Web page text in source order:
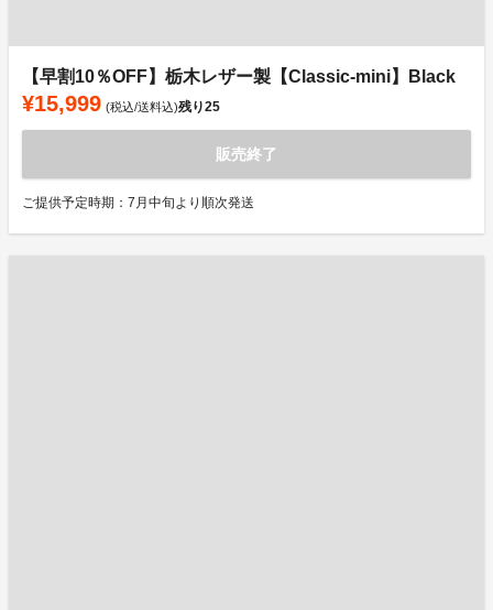
【早割10％OFF】栃木レザー製【Classic-mini】Black
¥15,999 (税込/送料込)残り25
販売終了
ご提供予定時期：7月中旬より順次発送